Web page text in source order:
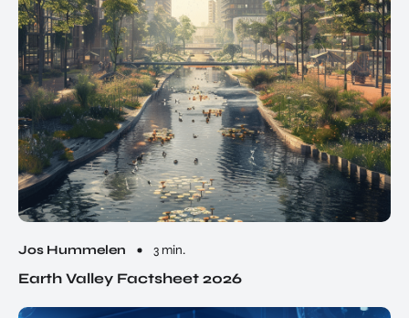
Jos Hummelen 3 min.
Earth Valley Factsheet 2026